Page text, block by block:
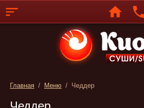
Главная / Меню / Чеддер